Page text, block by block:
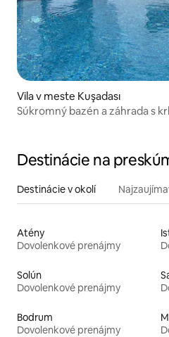
Vila v meste Kuşadası
Súkromný bazén a záhrada s
Destinácie na
Destinácie v okolí
Atény
Dovolenkové prenájmy
Solún
Dovolenkové prenájmy
Bodrum
Dovolenkové prenájmy